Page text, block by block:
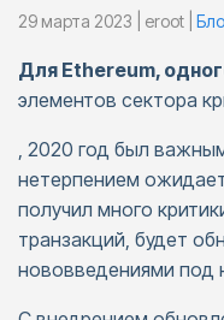
29 марта 2023 | eroot |
Для Ethereum,
элементов сектора
, 2020 год был
нетерпением
получил много
транзакций, будет
нововведениями под